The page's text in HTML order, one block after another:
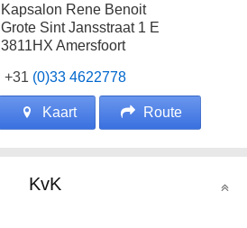
Kapsalon Rene Benoit
Grote Sint Jansstraat 1 E
3811HXAmersfoort
+31 (0)33 4622778
Kaart Route
KvK